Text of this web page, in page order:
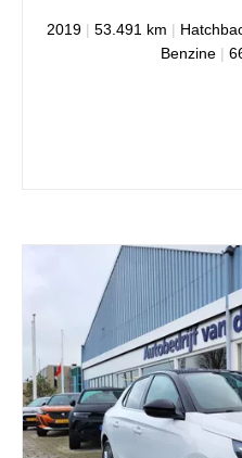
2019| 53.491 km |
Benzine |